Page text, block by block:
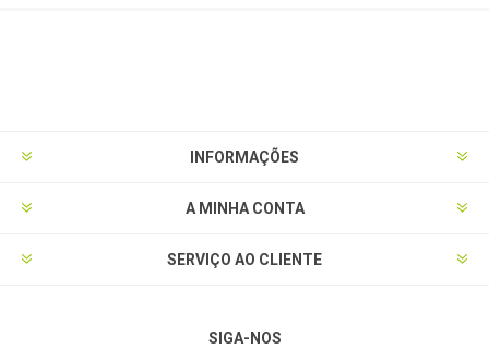
INFORMAÇÕES
A MINHA CONTA
SERVIÇO AO CLIENTE
SIGA-NOS